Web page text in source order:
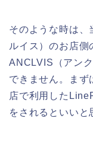
そのような時は、
ルイス）のお店側
ANCLVIS（アン
できません。ま
店で利用した
をされるといいと